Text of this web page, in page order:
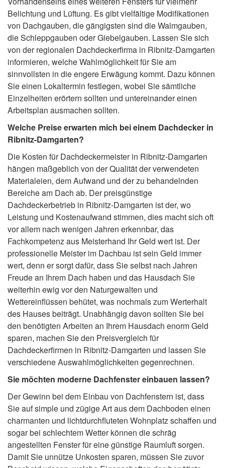
Belichtung und Lüftung. Es gibt vielfältige Modifikationen
von Dachgauben, die gängigsten sind die Walmgauben,
die Schleppgauben oder Giebelgauben. Lassen Sie sich
von der regionalen Dachdeckerfirma in Ribnitz-Damgarten
informieren, welche Wahlmöglichkeit für Sie am
sinnvollsten in die engere Erwägung kommt. Dazu können
Sie einen Lokaltermin festlegen, wobei Sie sämtliche
Einzelheiten erörtern sollten und untereinander einen
Arbeitsplan ausmachen sollten.
Welche Preise erwarten mich bei einem Dachdecker in
Ribnitz-Damgarten?
Die Kosten für Dachdeckermeister in Ribnitz-Damgarten
hängen maßgeblich von der Qualität der verwendeten
Materialeien, dem Aufwand und der zu behandelnden
Bereiche am Dach ab. Der preisgünstige
Dachdeckerbetrieb in Ribnitz-Damgarten ist der, wo
Leistung und Kostenaufwand stimmen, dies macht sich oft
vor allem nach wenigen Jahren erkennbar, das
Fachkompetenz aus Meisterhand Ihr Geld wert ist. Der
professionelle Meister im Dachbau ist sein Geld immer
wert, denn er sorgt dafür, dass Sie selbst nach Jahren
Freude an Ihrem Dach haben und das Hausdach Sie
weiterhin ewig vor den Naturgewalten und
Wettereinflüssen behütet, was nochmals zum Werterhalt
des Hauses beiträgt. Unabhängig davon sollten Sie bei
den benötigten Arbeiten an Ihrem Hausdach enorm Geld
sparen, machen Sie den Preisvergleich für
Dachdeckerfirmen in Ribnitz-Damgarten und lassen Sie
verschiedene Auswahlmöglichkeiten gegenrechnen.
Sie möchten moderne Dachfenster einbauen lassen?
Der Gewinn bei dem Einbau von Dachfenstern ist, dass
Sie auf simple und zügige Art aus dem Dachboden einen
charmanten und lichtdurchfluteten Wohnplatz schaffen und
sogar bei schlechtem Wetter können die schräg
angestellten Fenster für eine günstige Raumluft sorgen.
Damit Sie unnütze Unkosten sparen, müssen Sie zuvor